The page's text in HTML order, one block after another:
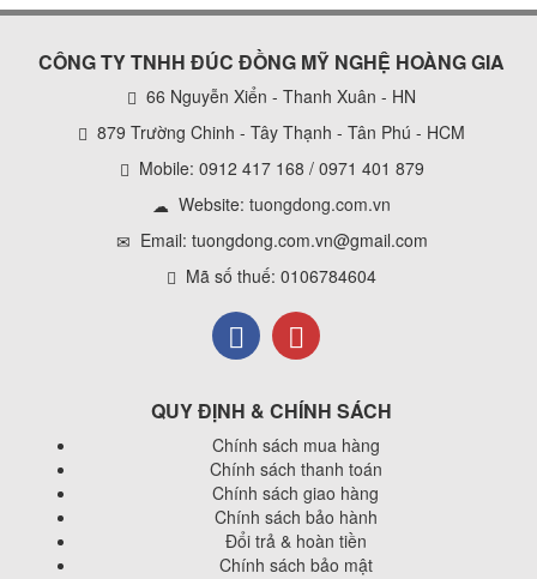
CÔNG TY TNHH ĐÚC ĐỒNG MỸ NGHỆ HOÀNG GIA
66 Nguyễn Xiển - Thanh Xuân - HN
879 Trường Chinh - Tây Thạnh - Tân Phú - HCM
Mobile: 0912 417 168 / 0971 401 879
Website: tuongdong.com.vn
Email: tuongdong.com.vn@gmail.com
Mã số thuế: 0106784604
QUY ĐỊNH & CHÍNH SÁCH
Chính sách mua hàng
Chính sách thanh toán
Chính sách giao hàng
Chính sách bảo hành
Đổi trả & hoàn tiền
Chính sách bảo mật